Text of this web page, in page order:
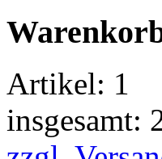
Artikel: 1
insgesamt: